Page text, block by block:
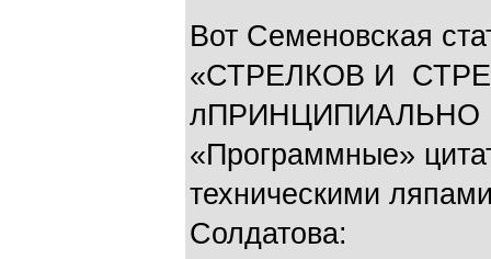
Вот Семеновская
«СТРЕЛКОВ И
лПРИНЦИПИАЛЬНО
«Программные»
техническими
Солдатова: